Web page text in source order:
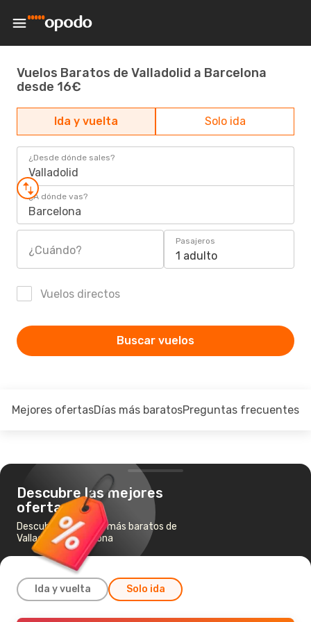
Vuelos Baratos de Valladolid a Barcelona
desde 16€
Ida y vuelta Solo ida
¿Desde dónde sales?
Valladolid
¿A dónde vas?
Barcelona
¿Cuándo?
Pasajeros
1 adulto
Vuelos directos
Buscar vuelos
Mejores ofertasDías más baratosPreguntas frecuentes
Descubre las mejores
ofertas
Descubre los vuelos más baratos de
Valladolid a Barcelona
Ida y vuelta Solo ida